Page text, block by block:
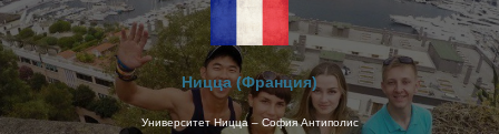
Ницца (Франция)
Университет Ницца – София Антиполис